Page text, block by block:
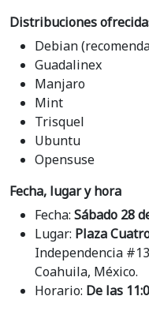
Distribuciones
Debian
Guadalinex
Manjaro
Mint
Trisquel
Ubuntu
Opensuse
Fecha, lugar y hora
Fecha: Sábado 28
Lugar: Plaza
Independencia
Coahuila, México.
Horario: De las